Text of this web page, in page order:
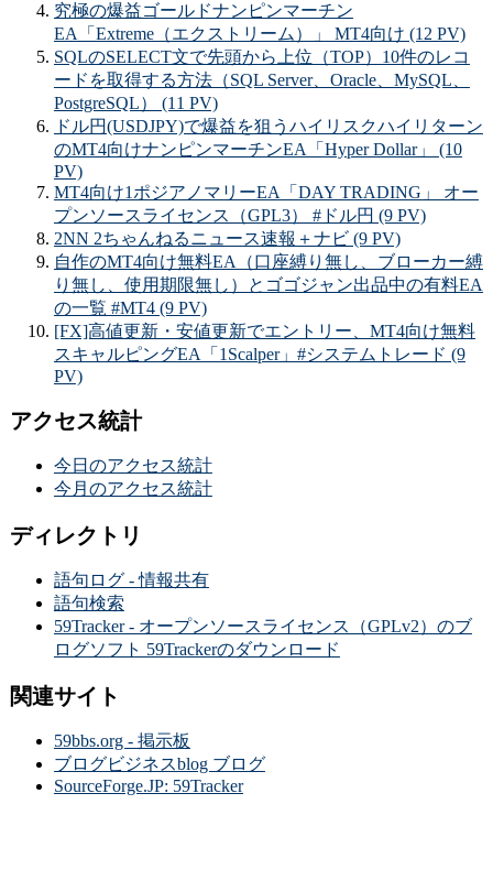
究極の爆益ゴールドナンピンマーチン
EA「Extreme（エクストリーム）」 MT4向け (12 PV)
SQLのSELECT文で先頭から上位（TOP）10件のレコ
ードを取得する方法（SQL Server、Oracle、MySQL、
PostgreSQL） (11 PV)
ドル円(USDJPY)で爆益を狙うハイリスクハイリターン
のMT4向けナンピンマーチンEA「Hyper Dollar」 (10
PV)
MT4向け1ポジアノマリーEA「DAY TRADING」 オー
プンソースライセンス（GPL3） #ドル円 (9 PV)
2NN 2ちゃんねるニュース速報＋ナビ (9 PV)
自作のMT4向け無料EA（口座縛り無し、ブローカー縛
り無し、使用期限無し）とゴゴジャン出品中の有料EA
の一覧 #MT4 (9 PV)
[FX]高値更新・安値更新でエントリー、MT4向け無料
スキャルピングEA「1Scalper」#システムトレード (9
PV)
アクセス統計
今日のアクセス統計
今月のアクセス統計
ディレクトリ
語句ログ - 情報共有
語句検索
59Tracker - オープンソースライセンス（GPLv2）のブ
ログソフト 59Trackerのダウンロード
関連サイト
59bbs.org - 掲示板
ブログビジネスblog ブログ
SourceForge.JP: 59Tracker